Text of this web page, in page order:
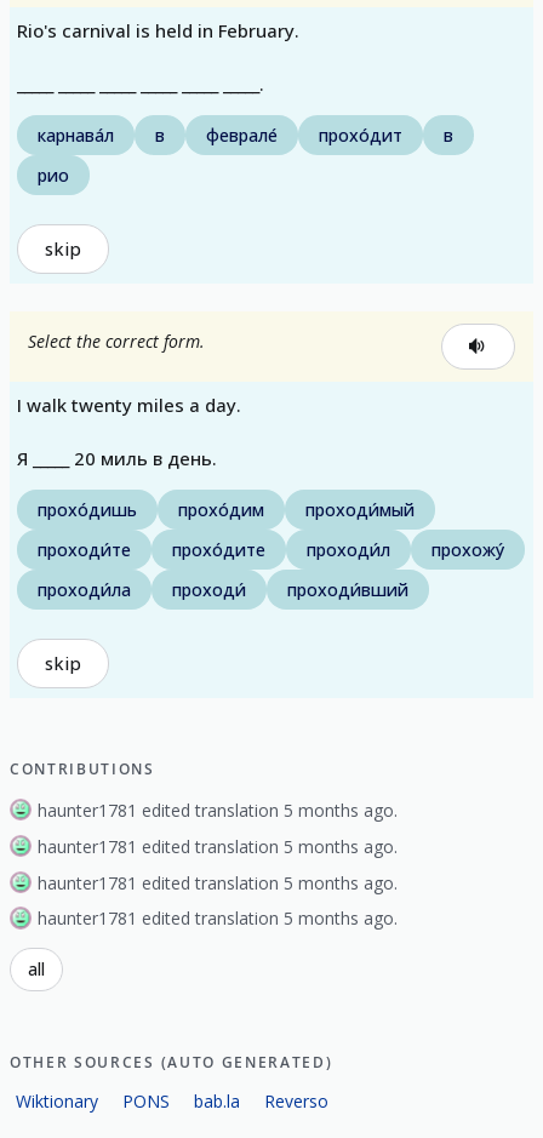
Rio's carnival is held in February.
_____ _____ _____ _____ _____ _____.
карнава́л в феврале́ прохо́дит
в
рио
skip
Select the correct form.
I walk twenty miles a day.
Я _____ 20 миль в день.
прохо́дишь прохо́дим
проходи́мый
проходи́те
прохо́дите проходи́л
прохожу́
проходи́ла
проходи́ проходи́вший
skip
CONTRIBUTIONS
haunter1781 edited translation 5 months ago.
haunter1781 edited translation 5 months ago.
haunter1781 edited translation 5 months ago.
haunter1781 edited translation 5 months ago.
all
OTHER SOURCES (AUTO GENERATED)
Wiktionary PONS bab.la Reverso